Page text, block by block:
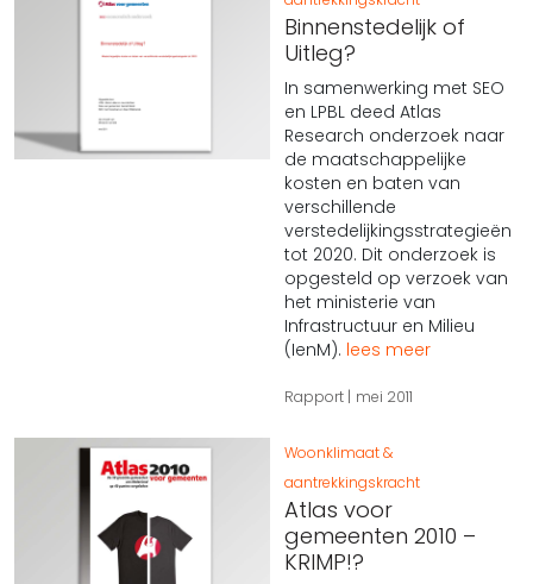
Binnenstedelijk of
Uitleg?
In samenwerking met SEO
en LPBL deed Atlas
Research onderzoek naar
de maatschappelijke
kosten en baten van
verschillende
verstedelijkingsstrategieën
tot 2020. Dit onderzoek is
opgesteld op verzoek van
het ministerie van
Infrastructuur en Milieu
(IenM). lees meer
Rapport mei 2011
Woonklimaat &
aantrekkingskracht
Atlas voor
gemeenten 2010 –
KRIMP!?